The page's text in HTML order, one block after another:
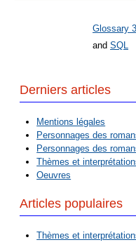
Glossary
and SQL
Derniers articles
Mentions légales
Personnages des
Personnages des
Thèmes et
Oeuvres
Articles populaires
Thèmes et